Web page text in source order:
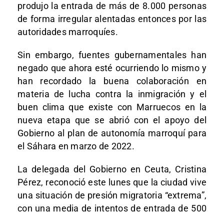
produjo la entrada de más de 8.000 personas
de forma irregular alentadas entonces por las
autoridades marroquíes.
Sin embargo, fuentes gubernamentales han
negado que ahora esté ocurriendo lo mismo y
han recordado la buena colaboración en
materia de lucha contra la inmigración y el
buen clima que existe con Marruecos en la
nueva etapa que se abrió con el apoyo del
Gobierno al plan de autonomía marroquí para
el Sáhara en marzo de 2022.
La delegada del Gobierno en Ceuta, Cristina
Pérez, reconoció este lunes que la ciudad vive
una situación de presión migratoria “extrema”,
con una media de intentos de entrada de 500